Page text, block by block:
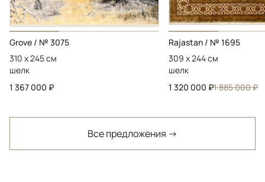
Grove / № 3075
310 x 245 см
шелк
1 367 000 ₽
Rajastan / № 1695
309 x 244 см
шелк
1 320 000 ₽1 885 000 ₽
Все предложения →